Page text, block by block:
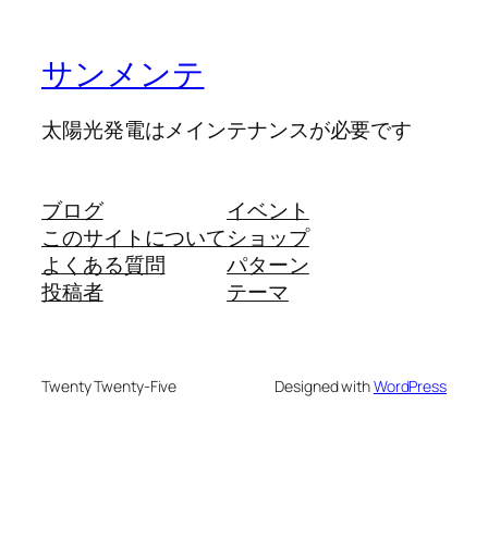
サンメンテ
太陽光発電はメインテナンスが必要です
ブログ
このサイトについて
よくある質問
投稿者
イベント
ショップ
パターン
テーマ
Twenty Twenty-Five Designed withWordPress